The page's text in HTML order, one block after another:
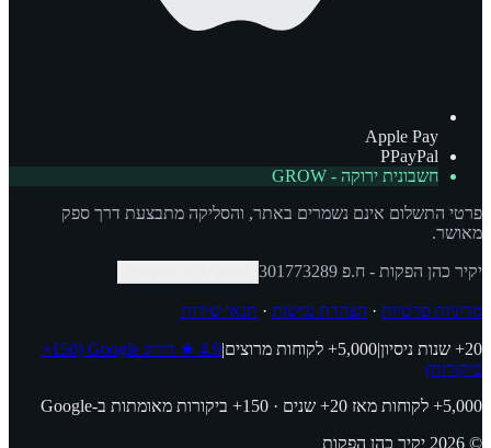
Apple Pay
PPayPal
חשבונית ירוקה - GROW
פרטי התשלום אינם נשמרים באתר, והסליקה מתבצעת דרך ספק
מאושר.
יקיר כהן הפקות - ח.פ 301773289
מדיניות פרטיות · הצהרת נגישות · תנאי שירות
20+ שנות ניסיון|
5,000+ לקוחות מרוצים|
4.9
★ דירוג Google
(150+
ביקורות)
5,000+ לקוחות מאז 20+ שנים · 150+ ביקורות מאומתות ב-Google
©
2026 יקיר כהן הפקות